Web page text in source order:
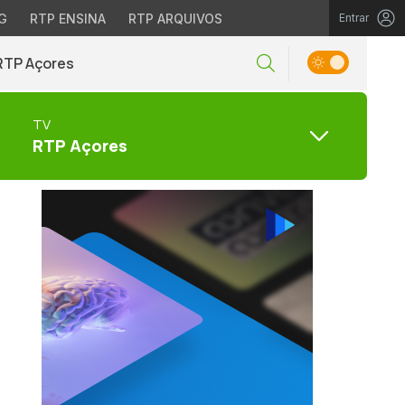
RTP ENSINA RTP ARQUIVOS Entrar
Açores
TV
RTP Açores